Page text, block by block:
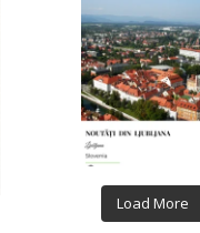
Load More